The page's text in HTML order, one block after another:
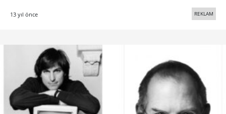
13 yıl önce REKLAM